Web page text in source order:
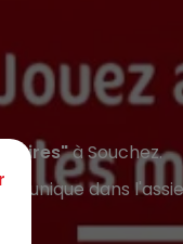
à Souchez.
unique dans